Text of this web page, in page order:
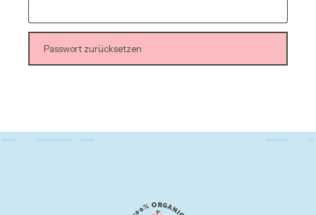
Passwort zurücksetzen